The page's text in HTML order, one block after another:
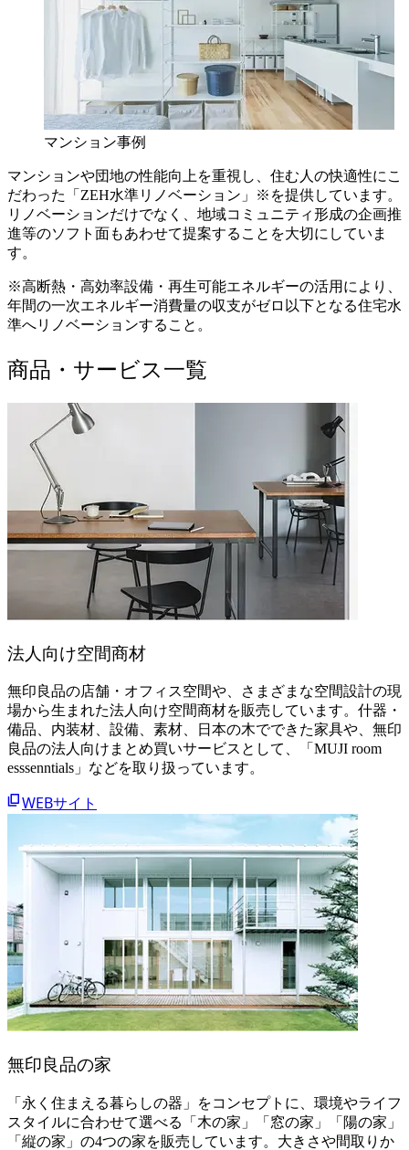
マンション事例
マンションや団地の性能向上を重視し、住む人の快適性にこ
だわった「ZEH水準リノベーション」※を提供しています。
リノベーションだけでなく、地域コミュニティ形成の企画推
進等のソフト面もあわせて提案することを大切にしていま
す。
※高断熱・高効率設備・再生可能エネルギーの活用により、
年間の一次エネルギー消費量の収支がゼロ以下となる住宅水
準へリノベーションすること。
商品・サービス一覧
法人向け空間商材
無印良品の店舗・オフィス空間や、さまざまな空間設計の現
場から生まれた法人向け空間商材を販売しています。什器・
備品、内装材、設備、素材、日本の木でできた家具や、無印
良品の法人向けまとめ買いサービスとして、「MUJI room
esssenntials」などを取り扱っています。
WEBサイト
無印良品の家
「永く住まえる暮らしの器」をコンセプトに、環境やライフ
スタイルに合わせて選べる「木の家」「窓の家」「陽の家」
「縦の家」の4つの家を販売しています。大きさや間取りか